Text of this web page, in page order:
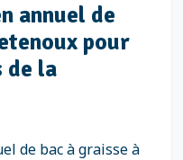
annuel de
pour
de la
de bac à graisse à